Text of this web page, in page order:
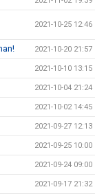
2021-10-25 12:46
2021-10-20 21:57
2021-10-10 13:15
2021-10-04 21:24
2021-10-02 14:45
2021-09-27 12:13
2021-09-25 10:00
2021-09-24 09:00
2021-09-17 21:32